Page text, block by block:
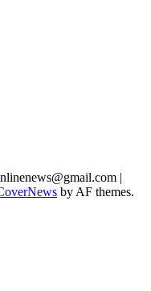
|
by AF themes.